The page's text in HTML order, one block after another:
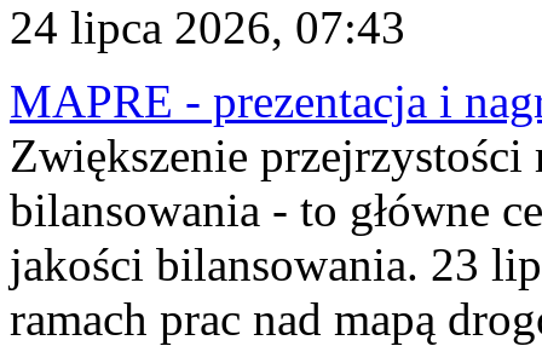
24 lipca 2026, 07:43
MAPRE - prezentacja i
Zwiększenie
bilansowania - to główne
jakości bilansowania. 23
ramach prac nad mapą